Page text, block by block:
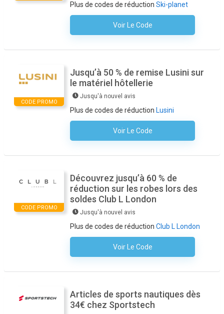
Plus de codes de réduction Ski-planet
Voir Le Code
Aucun Code N'est Nécessaire
CODE PROMO
Jusqu’à 50 % de remise Lusini sur
le matériel hôtellerie
Jusqu'à nouvel avis
Plus de codes de réduction Lusini
Voir Le Code
Aucun Code N'est Nécessaire
CODE PROMO
Découvrez jusqu’à 60 % de
réduction sur les robes lors des
soldes Club L London
Jusqu'à nouvel avis
Plus de codes de réduction Club L London
Voir Le Code
Aucun Code N'est Nécessaire
Articles de sports nautiques dès
34€ chez Sportstech